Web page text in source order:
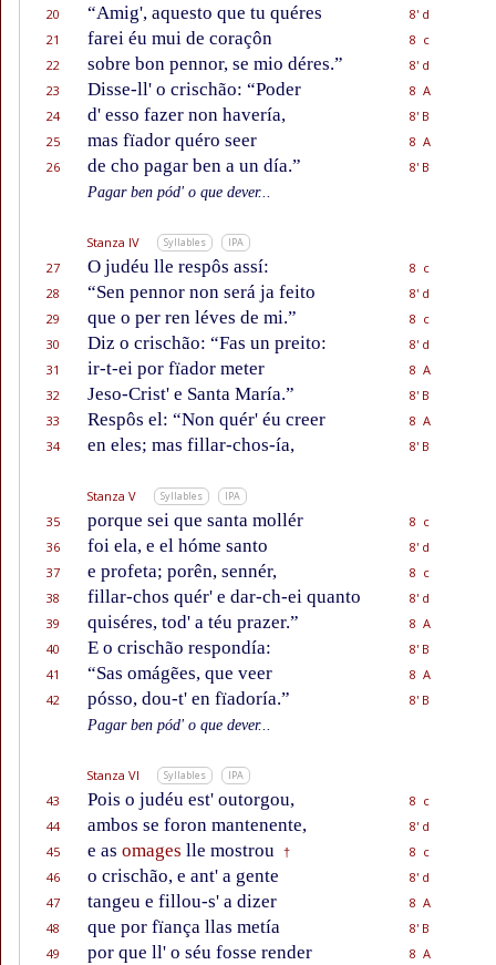
20
“Amig', aquesto que tu quéres
8' d
21
farei éu mui de coraçôn
8 c
22
sobre bon pennor, se mio déres.”
8' d
23
Disse-ll' o crischão: “Poder
8 A
24
d' esso fazer non havería,
8' B
25
mas fïador quéro seer
8 A
26
de cho pagar ben a un día.”
8' B
Pagar ben pód' o que dever...
Stanza IV Syllables IPA
27 O judéu lle respôs assí:
8 c
28
“Sen pennor non será ja feito
8' d
29
que o per ren léves de mi.”
8 c
30
Diz o crischão: “Fas un preito:
8' d
31
ir-t-ei por fïador meter
8 A
32
Jeso-Crist' e Santa María.”
8' B
33
Respôs el: “Non quér' éu creer
8 A
34
en eles; mas fillar-chos-ía, 8' B
Stanza V Syllables IPA
35 porque sei que santa mollér
8 c
36
foi ela, e el hóme santo
8' d
37
e profeta; porên, sennér,
8 c
38
fillar-chos quér' e dar-ch-ei quanto
8' d
39
quiséres, tod' a téu prazer.”
8 A
40
E o crischão respondía:
8' B
41
“Sas omágẽes, que veer
8 A
42
pósso, dou-t' en fïadoría.”
8' B
Pagar ben pód' o que dever...
Stanza VI Syllables IPA
43 Pois o judéu est' outorgou,
8 c
44
ambos se foron mantenente,
8' d
45
e as omages lle mostrou †
8 c
46
o crischão, e ant' a gente
8' d
47
tangeu e fillou-s' a dizer
8 A
48
que por fïança llas metía
8' B
49
por que ll' o séu fosse render
8 A